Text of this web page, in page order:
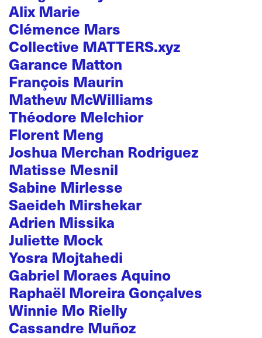
Alix Marie
Clémence Mars
Collective MATTERS.xyz
Garance Matton
François Maurin
Mathew McWilliams
Théodore Melchior
Florent Meng
Joshua Merchan Rodriguez
Matisse Mesnil
Sabine Mirlesse
Saeideh Mirshekar
Adrien Missika
Juliette Mock
Yosra Mojtahedi
Gabriel Moraes Aquino
Raphaël Moreira Gonçalves
Winnie Mo Rielly
Cassandre Muñoz